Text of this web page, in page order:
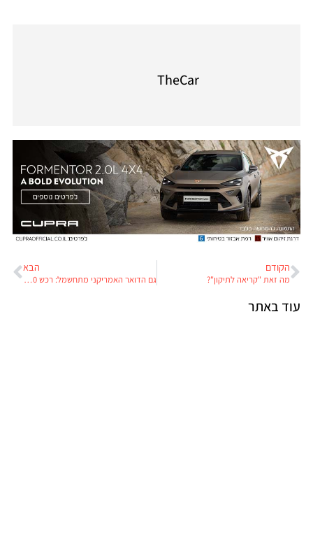
TheCar
הקודם
מה זאת "קריאה לתיקון"?
הבא
גם הדואר האמריקני מתחשמל: רכש 9,250 טרנזיט חשמליים מפורד
עוד באתר